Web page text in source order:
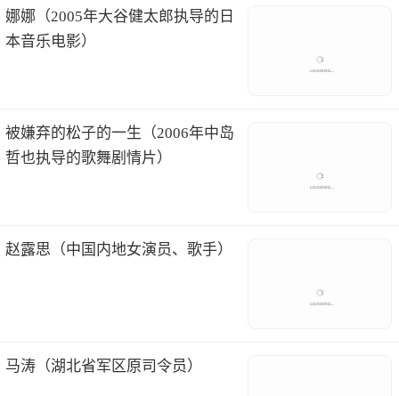
娜娜（2005年大谷健太郎执导的日
本音乐电影）
被嫌弃的松子的一生（2006年中岛
哲也执导的歌舞剧情片）
赵露思（中国内地女演员、歌手）
马涛（湖北省军区原司令员）